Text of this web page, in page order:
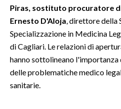
SARDI NEL MONDO
NOTIZIE
EVENTI
#CARAUNIONE
Piras, sostituto procuratore
Ernesto D'Aloja , direttore della
Specializzazione in Medicina
di Cagliari. Le relazioni di
hanno sottolineano l'importanza
delle problematiche medico
sanitarie.